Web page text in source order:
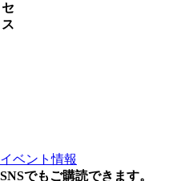
セ
ス
イベント情報
SNSでもご購読できます。